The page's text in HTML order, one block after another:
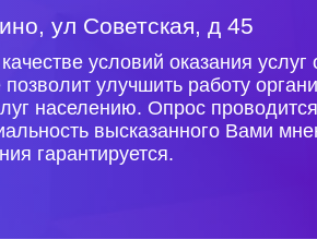
ул Советская, д 45
условий оказания услуг
улучшить работу
населению. Опрос
высказанного Вами
гарантируется.